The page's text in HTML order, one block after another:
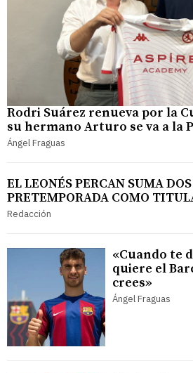
Rodri Suárez renueva por la
su hermano Arturo se va a la
Ángel Fraguas
EL LEONÉS PERCAN SUMA
PRETEMPORADA COMO
Redacción
«Cuando te
quiere el
crees»
Ángel Fraguas